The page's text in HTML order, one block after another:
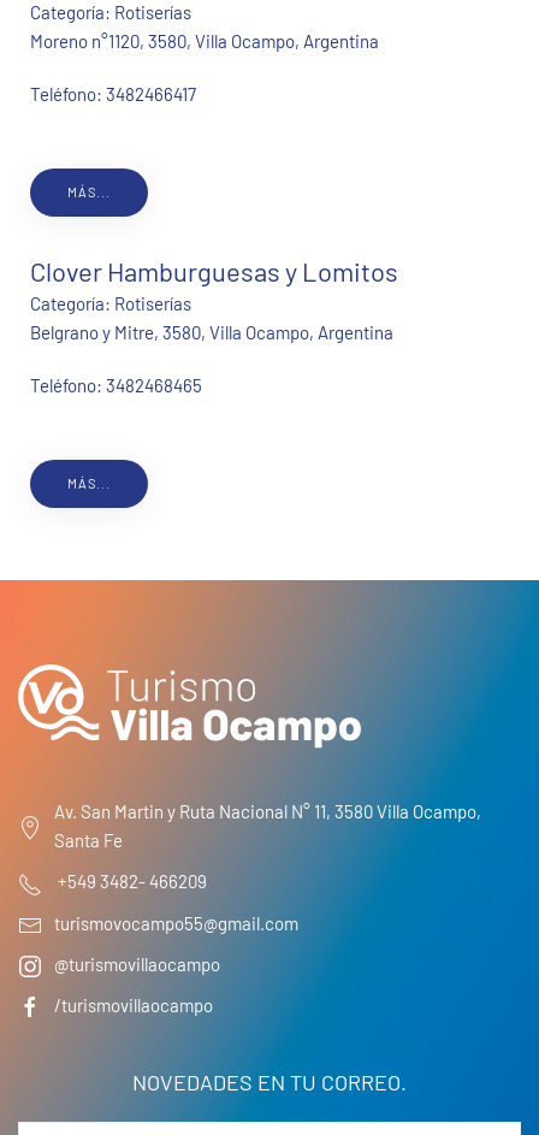
Categoría: Rotiserías
Moreno n°1120, 3580, Villa Ocampo, Argentina
Teléfono: 3482466417
MÁS...
Clover Hamburguesas y Lomitos
Categoría: Rotiserías
Belgrano y Mitre, 3580, Villa Ocampo, Argentina
Teléfono: 3482468465
MÁS...
Av. San Martin y Ruta Nacional N° 11, 3580 Villa Ocampo,
Santa Fe
+549 3482- 466209
turismovocampo55@gmail.com
@turismovillaocampo
/turismovillaocampo
NOVEDADES EN TU CORREO.